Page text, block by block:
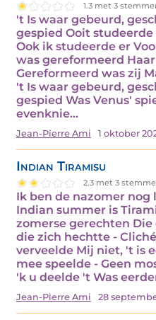
1.3 met 3
't Is waar gebeurd,
gespied Ooit
Ook ik studeerde er
was gereformeerd
Gereformeerd was zij
't Is waar gebeurd,
gespied Was Venus'
evenknie…
Jean-Pierre Ami 1 oktober
Indian Tiramisu
2.3 met 3
Ik ben de nazomer nog
Indian summer is
zomerse gerechten
die zich hechtte -
verveelde Mij niet, 't is
mee speelde - Geen
'k u deelde 't Was
Jean-Pierre Ami 28